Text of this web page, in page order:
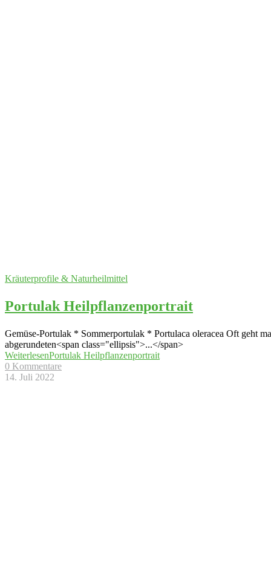
Kräuterprofile & Naturheilmittel
Portulak Heilpflanzenportrait
Gemüse-Portulak * Sommerportulak * Portulaca oleracea Oft geht
abgerundeten<span class="ellipsis">...</span>
WeiterlesenPortulak Heilpflanzenportrait
0 Kommentare
14. Juli 2022